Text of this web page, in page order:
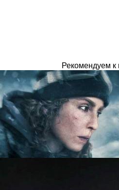
Рекомендуем к